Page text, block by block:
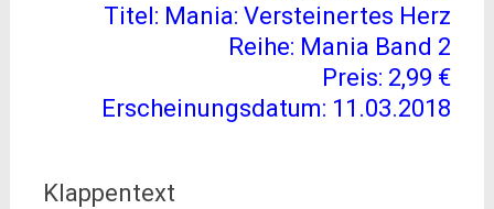
Titel: Mania: Versteinertes Herz
Reihe: Mania Band 2
Preis: 2,99 €
Erscheinungsdatum: 11.03.2018
Klappentext